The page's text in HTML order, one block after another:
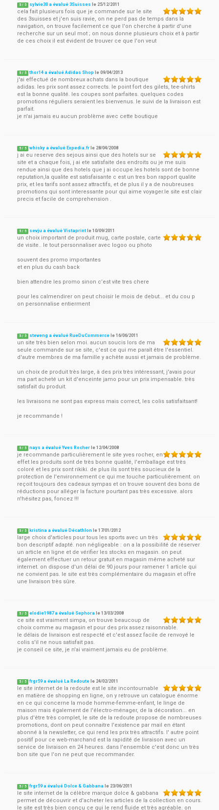
5 / 5 sylvie30 a évalué 3Suisses le 25/12/2011
cela fait plusieurs fois que je commande sur le site
des 3suisses et j'en suis ravie, on ne perd pas de temps dans la
navigation, on trouve facilement ce que l'on cherche à partir d'une
recherche sur un seul mot ; on nous donne plusieurs choix et à partir
de ces choix il est évident de trouver ce que l'on veut
5 / 5 thor14 a évalué Adidas Shop le09/04/2013
j'ai effectué de nombreux achats dans la boutique
adidas. les prix sont assez corrects. le point fort des gilets, tee-shirts
est la bonne qualité. les coupes sont parfaites. quelques codes
promotions réguliers seraient les bienvenus. le suivi de la livraison est
parfait.
je n'ai jamais eu aucun problème avec cette boutique
5 / 5 whisky a évalué Expedia.fr le 28/04/2008
j ai eu reserve des sejous ainsi que des hotels sur se
site et a chaque fois, j ai ete satisfaite des endroits ou je me suis
rendue ainsi que des hotels que j ai occupe.les hotels sont de bonne
reputation,la qualite est satisfaisante c est un tres bon rapport qualite
prix, et les tarifs sont assez attractifs, et de plus il y a de noubreuses
promotions qui sont interessante pour qui aime voyager.le site est clair
precis et facile de comprehension .
5 / 5 sevju a évalué Vistaprint le10/09/2011
un choix important de produit mug, carte postale, carte
de visite.. le tout personnaliser avec logoo ou photo
souvent des promo importantes
et en plus du cash back
bien attendre les promo sinon c’est vite tres chere
pour les calmendirer on peut choisir le mois de debut... et du cou p
on personnalise entierment
5 / 5 steveng a évalué RueDuCommerce le16/06/2011
un site très bien selon moi. aucun soucis lors de ma
seule commande sur se site, c'est ce qui me paraît être l'essentiel.
d'autre membres de ma famille y achète aussi et jamais de problème.
un choix de produit très large, à des prix très intéressant, j'avais pour
ma part acheté un kit d'enceinte jamo pour un prix impensable. très
satisfait du produit.
les livraisons ne sont pas express mais correct, les colis satisfaitsant!
je recommande !
5 / 5 nays a évalué Yves Rocher le12/04/2008
je recommande particulièrement le site yves rocher, en
effet les produits sont de très bonne qualité, l'emballage est très
coloré et les prix sont rikiki. de plus ils sont très soucieux de la
protection de l'environnement ce qui me touche particulièrement. on
reçoit toujours des cadeaux sympas et on trouve souvent des bons de
réductions pour alléger la facture pourtant pas très excessive. alors
n'hésitez pas, foncez !!!
5 / 5 kristina a évalué Décathlon le17/01/2012
large choix d'articles pour tous les sports avec un très
bon descriptif adapté. non négligeable : on a la possibilité de réserver
un article en ligne et de vérifier les stocks en magasin. on peut
également effectuer un retour gratuit en magasin même acheté sur
internet. on dispose d'un délai de 90 jours pour ramener 1 article qui
ne convient pas. le site est très complémentaire du magasin et offre
une livraison très sûre.
5 / 5 elodie1987 a évalué Sephora le13/03/2008
ce site est vraiment simpa, on trouve beaucoup de
choix comme au magasin et pour des prix assez raisonnable.
le délais de livraison est respecté et c'est assez facile de renvoyé le
colis s'il ne nous satisfait pas.
je conseil ce site, je n'ai vraiment jamais eu de problème.
5 / 5 frgr59 a évalué La Redoute le 24/02/2011
le site internet de la redoute est le site incontournable
en matière de shopping en ligne, on y retrouve un catalogue énorme
en ce qui concerne la mode homme-femme-enfant, le linge de
maison mais également de l'électro-ménager, de la décoration... en
plus d'être très complet, le site de la redoute propose de nombreuses
promotions, dont on peut connaitre l'existence par mail en étant
abonné à la newsletter, ce qui rend les prix très attractifs. l' autre point
positif pour ce web-marchand est la rapidité de livraison avec un
service de livraison en 24 heures. dans l'ensemble c'est donc un très
bon site que l'on ne peut que recommander.
5 / 5 frgr59 a évalué Dolce & Gabbana le 23/06/2011
le site internet de la célèbre marque dolce & gabbana
permet de découvrir et d'acheter les articles de la collection en cours.
le site est très bien conçu ce qui le rend fluide et très agréable. on